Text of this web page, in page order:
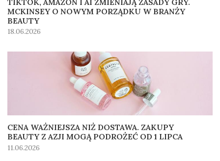
MCKINSEY O NOWYM PORZĄDKU W BRANŻY
BEAUTY
18.06.2026
CENA WAŻNIEJSZA NIŻ DOSTAWA. ZAKUPY
BEAUTY Z AZJI MOGĄ PODROŻEĆ OD 1 LIPCA
11.06.2026